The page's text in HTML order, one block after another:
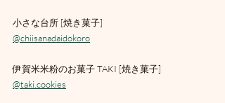
小さな台所 [焼き菓子]
@chiisanadaidokoro
伊賀米米粉のお菓子 TAKI [焼き菓子]
@taki.cookies